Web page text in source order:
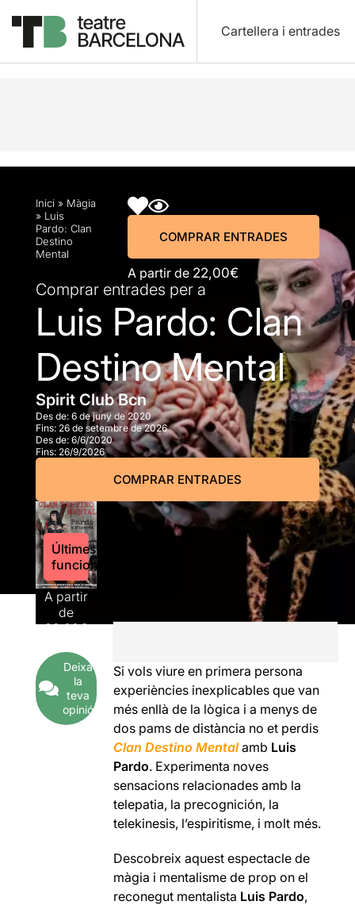
Cartellera i entrades
Descripció Horaris Fitxa artística Info
Inici » Màgia
» Luis
Pardo: Clan
Destino
Mental
A partir de 22,00€
COMPRAR ENTRADES
Comprar entrades per a
Luis Pardo: Clan
Destino Mental
Spirit Club Bcn
Des de: 6 de juny de 2020
Fins: 26 de setembre de 2026
Des de: 6/6/2020
Fins: 26/9/2026
COMPRAR ENTRADES
Últimes
funcions
A partir
de
22,00€
Deixa
la
teva
opinió
Si vols viure en primera persona
experiències inexplicables que van
més enllà de la lògica i a menys de
dos pams de distància no et perdis
Clan Destino Mental amb Luis
Pardo. Experimenta noves
sensacions relacionades amb la
telepatia, la precognición, la
telekinesis, l’espiritisme, i molt més.
Descobreix aquest espectacle de
màgia i mentalisme de prop on el
reconegut mentalista Luis Pardo,